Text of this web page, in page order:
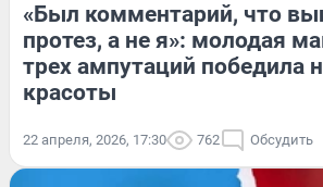
«Был комментарий, что
протез, а не я»: молодая
трех ампутаций победила
красоты
22 апреля, 2026, 17:30 762 Обсудить